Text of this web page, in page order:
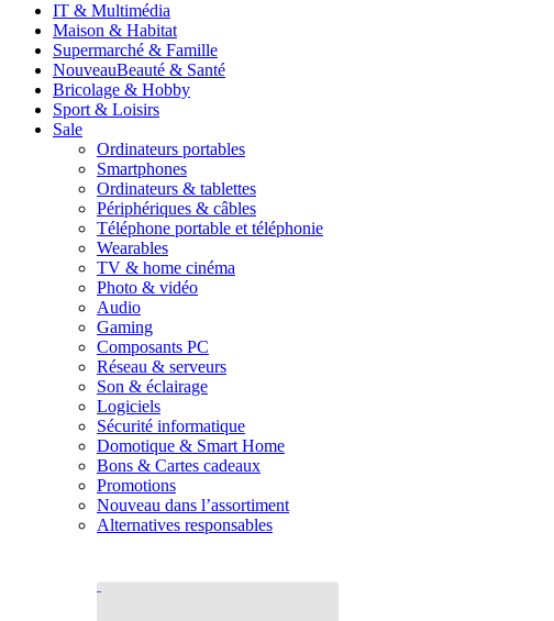
IT & Multimédia
Maison & Habitat
Supermarché & Famille
NouveauBeauté & Santé
Bricolage & Hobby
Sport & Loisirs
Sale
Ordinateurs portables
Smartphones
Ordinateurs & tablettes
Périphériques & câbles
Téléphone portable et téléphonie
Wearables
TV & home cinéma
Photo & vidéo
Audio
Gaming
Composants PC
Réseau & serveurs
Son & éclairage
Logiciels
Sécurité informatique
Domotique & Smart Home
Bons & Cartes cadeaux
Promotions
Nouveau dans l’assortiment
Alternatives responsables